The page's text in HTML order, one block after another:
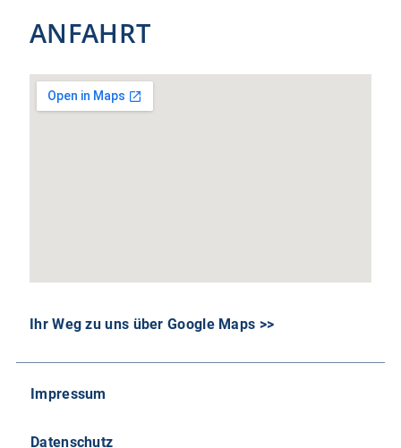
ANFAHRT
Ihr Weg zu uns über Google Maps >>
Impressum
Datenschutz